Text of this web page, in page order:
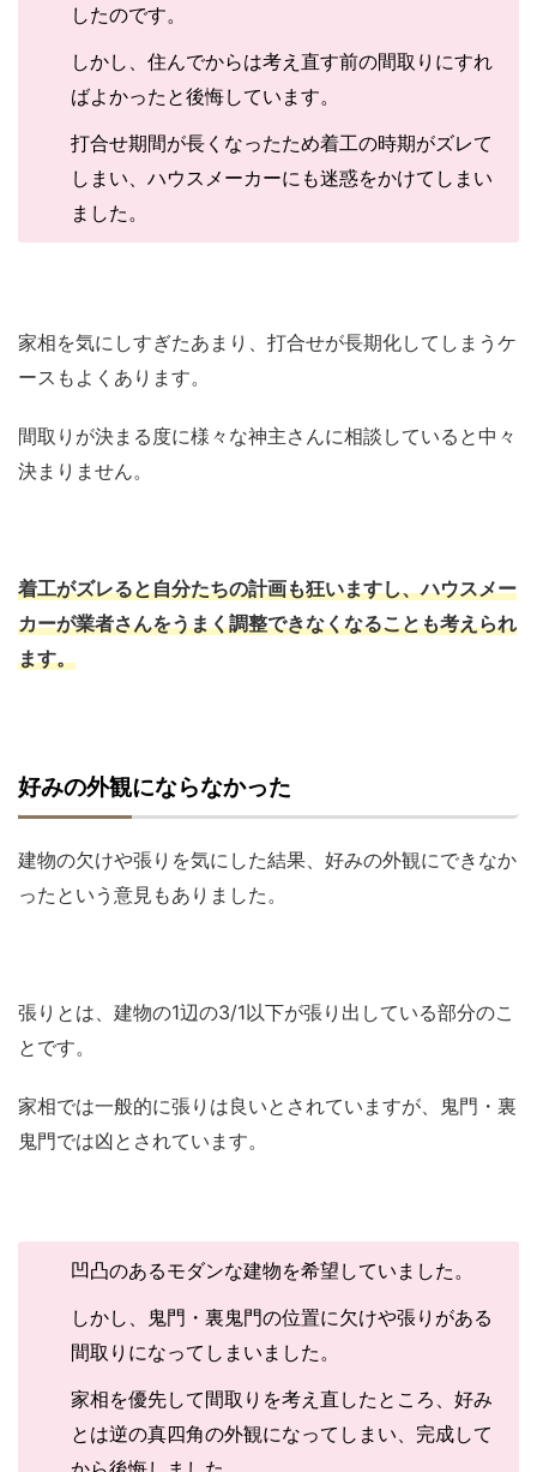
したのです。
しかし、住んでからは考え直す前の間取りにすれ
ばよかったと後悔しています。
打合せ期間が長くなったため着工の時期がズレて
しまい、ハウスメーカーにも迷惑をかけてしまい
ました。
家相を気にしすぎたあまり、打合せが長期化してしまうケ
ースもよくあります。
間取りが決まる度に様々な神主さんに相談していると中々
決まりません。
着工がズレると自分たちの計画も狂いますし、ハウスメー
カーが業者さんをうまく調整できなくなることも考えられ
ます。
好みの外観にならなかった
建物の欠けや張りを気にした結果、好みの外観にできなか
ったという意見もありました。
張りとは、建物の1辺の3/1以下が張り出している部分のこ
とです。
家相では一般的に張りは良いとされていますが、鬼門・裏
鬼門では凶とされています。
凹凸のあるモダンな建物を希望していました。
しかし、鬼門・裏鬼門の位置に欠けや張りがある
間取りになってしまいました。
家相を優先して間取りを考え直したところ、好み
とは逆の真四角の外観になってしまい、完成して